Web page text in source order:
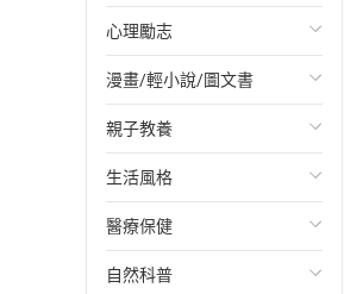
財務/金融
管理/領導
職場工作術
成功法
行銷/廣告
傳記
日本文學
韓國文學
華文文學
經典文學
成長/家庭生活小說
懸疑/推理小說
國際關係
政治
社會科學
台灣/中國歷史
日/韓歷史
其他歷史/史學
心理勵志
心靈成長/情緒
人際關係
兩性關係
心理學
漫畫/輕小說/圖文書
輕小說
奇幻/科幻
愛情故事
職場/社會寫實
親子教養
教育現場
兒童文學/故事
兒童科普/學習
生活風格
飲食/食譜
健身/美顏
醫療保健
健康/養生
自然科普